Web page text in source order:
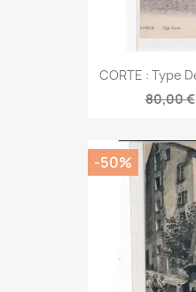
CORTE : Type
80,00 €
-50%